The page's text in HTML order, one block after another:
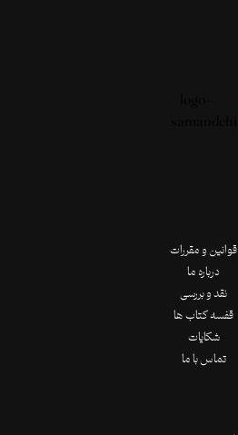
قوانین و مقررات
درباره ما
نقد و بررسی
قفسه کتاب ها
شکایات
تماس با ما